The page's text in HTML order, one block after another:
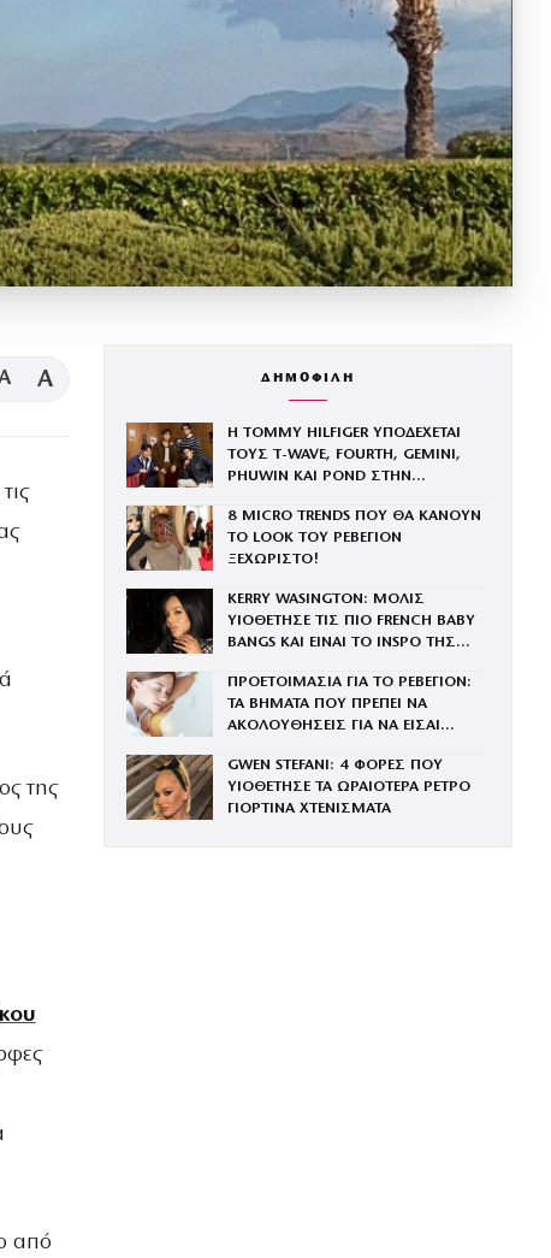
A
της
από
ΔΗΜΟΦΙΛΗ
Η TOMMY HILFIGER ΥΠΟΔΕΧΕΤΑΙ
ΤΟΥΣ Τ-WAVE, FOURTH, GEMINI,
PHUWIN ΚΑΙ POND ΣΤΗΝ
8 MICRO TRENDS ΠΟΥ ΘΑ ΚΑΝΟΥΝ
ΤΟ LOOK ΤΟΥ ΡΕΒΕΓΙΟΝ
ΞΕΧΩΡΙΣΤΟ!
KERRY WASINGTON: ΜΟΛΙΣ
ΥΙΟΘΕΤΗΣΕ ΤΙΣ ΠΙΟ FRENCH BABY
BANGS ΚΑΙ ΕΙΝΑΙ ΤΟ INSPO ΤΗΣ
ΠΡΟΕΤΟΙΜΑΣΙΑ ΓΙΑ ΤΟ ΡΕΒΕΓΙΟΝ:
ΤΑ ΒΗΜΑΤΑ ΠΟΥ ΠΡΕΠΕΙ ΝΑ
ΑΚΟΛΟΥΘΗΣΕΙΣ ΓΙΑ ΝΑ ΕΙΣΑΙ
ΒΡΑΔΙΑ ΤΟΥ ΧΡΟΝΟΥ
GWEN STEFANI: 4 ΦΟΡΕΣ ΠΟΥ
ΥΙΟΘΕΤΗΣΕ ΤΑ ΩΡΑΙΟΤΕΡΑ ΡΕΤΡΟ
ΓΙΟΡΤΙΝΑ ΧΤΕΝΙΣΜΑΤΑ